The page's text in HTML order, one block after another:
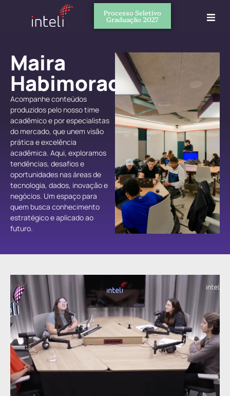
Processo Seletivo
Graduação 2027
Maira
Habimorad
Acompanhe conteúdos
produzidos pelo nosso time
acadêmico e por especialistas
do mercado, que unem visão
prática e excelência
acadêmica. Aqui, exploramos
tendências, desafios e
oportunidades nas áreas de
tecnologia, dados, inovação e
negócios. Um espaço para
quem busca conhecimento
estratégico e aplicado ao
futuro.